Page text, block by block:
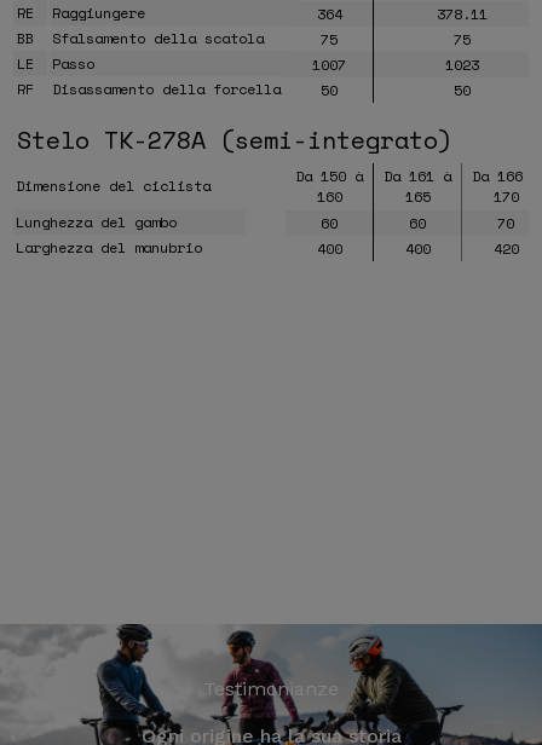
RE
Raggiungere 364
378.11
BB
Sfalsamento della scatola 75
75
LE
Passo 1007
1023
RF
Disassamento della forcella 50 50
Stelo TK-278A (semi-integrato)
Dimensione del ciclista
Da 150 à
160
Da 161 à
165
Da 166 à
170
Lunghezza del gambo
60 60
70
Larghezza del manubrio
400 400 420
Testimonianze
Ogni origine ha la sua storia